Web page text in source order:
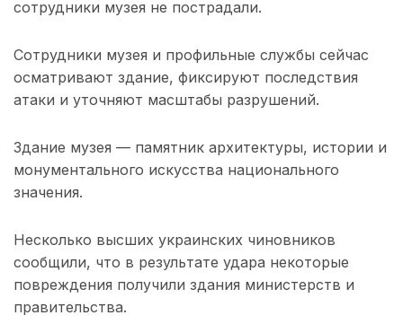
сотрудники музея не пострадали.
Сотрудники музея и профильные службы сейчас
осматривают здание, фиксируют последствия
атаки и уточняют масштабы разрушений.
Здание музея — памятник архитектуры, истории и
монументального искусства национального
значения.
Несколько высших украинских чиновников
сообщили, что в результате удара некоторые
повреждения получили здания министерств и
правительства.